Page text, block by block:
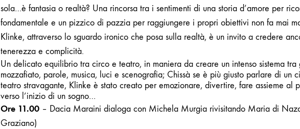
sola…è fantasia o realtà? Una rincorsa tra i sentimenti di una storia d’amore per
fondamentale e un pizzico di pazzia per raggiungere i propri obiettivi non fa mai
Klinke, attraverso lo sguardo ironico che posa sulla realtà, è un invito a credere
tenerezza e complicità.
Un delicato equilibrio tra circo e teatro, in maniera da creare un intenso sistema tra
mozzafiato, parole, musica, luci e scenografia; Chissà se è più giusto parlare di un
teatro stravagante, Klinke è stato creato per emozionare, divertire, fare assieme al
verso l’inizio di un sogno…
Ore 11.00 – Dacia Maraini dialoga con Michela Murgia rivisitando Maria di
Graziano)